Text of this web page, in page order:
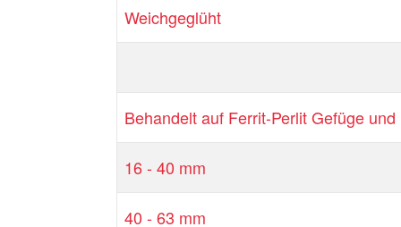
Weichgeglüht
Behandelt auf Ferrit-Perlit Gefüge
16 - 40 mm
40 - 63 mm